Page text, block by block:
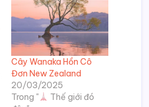
Cây Wanaka Hồn Cô
Đơn New Zealand
20/03/2025
Trong "
Thế giới đó